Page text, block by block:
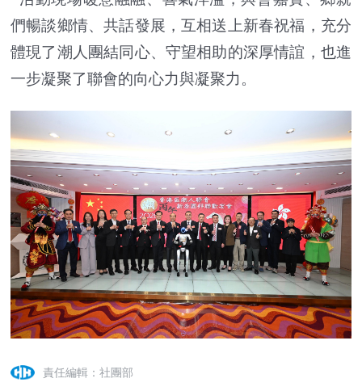
們暢談鄉情、共話發展，互相送上新春祝福，充分
體現了潮人團結同心、守望相助的深厚情誼，也進
一步凝聚了聯會的向心力與凝聚力。
責任編輯：社團部